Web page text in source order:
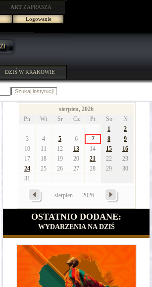
ART ZAPRASZA
Logowanie
DZIŚ W KRAKOWIE
sierpien, 2026
Pn
Wt Sr Cz Pt So
N
1
2
3
4 5 6 7 8
9
10
11 12 13 14 15
16
17
18 19 20 21 22
23
24
25 26 27 28 29
30
31
sierpien 2026
OSTATNIO DODANE:
WYDARZENIA NA DZIŚ